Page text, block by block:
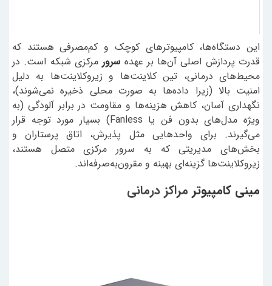
این دستگاه‌ها، کامپیوترهای کوچک و کم‌مصرفی هستند که
قدرت پردازش اصلی آن‌ها بر عهده سرور مرکزی شبکه است. در
محیط‌های درمانی، تین کلاینت‌ها و زیروکلاینت‌ها به دلیل
امنیت بالا (زیرا داده‌ها به صورت محلی ذخیره نمی‌شوند)،
نگهداری آسان، کاهش هزینه‌ها و مقاومت در برابر آلودگی (به
ویژه مدل‌های بدون فن یا Fanless) بسیار مورد توجه قرار
می‌گیرند. برای واحدهایی مثل پذیرش، اتاق پرستاران و
بخش‌های مدیریتی که به سرور مرکزی متصل هستند،
زیروکلاینت‌ها گزینه‌ای بهینه و مقرون‌به‌صرفه‌اند.
مینی کامپیوتر مراکز درمانی